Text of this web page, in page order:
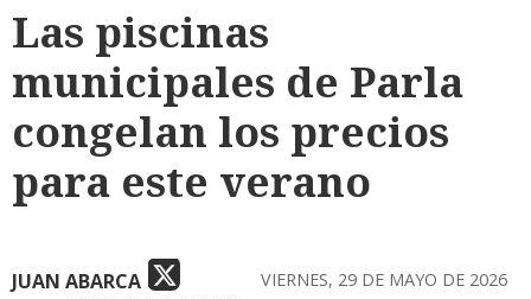
Las piscinas
municipales de Parla
congelan los precios
para este verano
JUAN ABARCA VIERNES, 29 DE MAYO DE 2026